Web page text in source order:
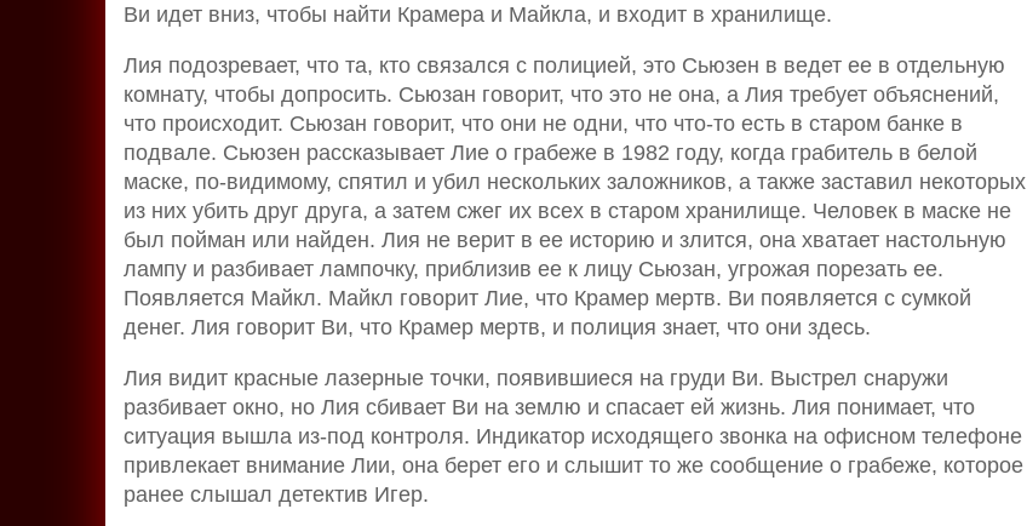
Ви идет вниз, чтобы найти Крамера и Майкла, и входит в хранилище.
Лия подозревает, что та, кто связался с полицией, это Сьюзен в ведет ее в отдельную
комнату, чтобы допросить. Сьюзан говорит, что это не она, а Лия требует объяснений,
что происходит. Сьюзан говорит, что они не одни, что что-то есть в старом банке в
подвале. Сьюзен рассказывает Лие о грабеже в 1982 году, когда грабитель в белой
маске, по-видимому, спятил и убил нескольких заложников, а также заставил некоторых
из них убить друг друга, а затем сжег их всех в старом хранилище. Человек в маске не
был пойман или найден. Лия не верит в ее историю и злится, она хватает настольную
лампу и разбивает лампочку, приблизив ее к лицу Сьюзан, угрожая порезать ее.
Появляется Майкл. Майкл говорит Лие, что Крамер мертв. Ви появляется с сумкой
денег. Лия говорит Ви, что Крамер мертв, и полиция знает, что они здесь.
Лия видит красные лазерные точки, появившиеся на груди Ви. Выстрел снаружи
разбивает окно, но Лия сбивает Ви на землю и спасает ей жизнь. Лия понимает, что
ситуация вышла из-под контроля. Индикатор исходящего звонка на офисном телефоне
привлекает внимание Лии, она берет его и слышит то же сообщение о грабеже, которое
ранее слышал детектив Игер.